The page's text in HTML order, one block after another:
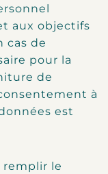
aux objectifs
cas de
pour la
de
à
est
remplir le